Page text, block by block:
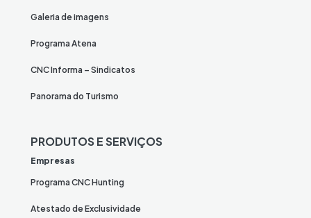
Galeria de imagens
Programa Atena
CNC Informa – Sindicatos
Panorama do Turismo
PRODUTOS E SERVIÇOS
Empresas
Programa CNC Hunting
Atestado de Exclusividade